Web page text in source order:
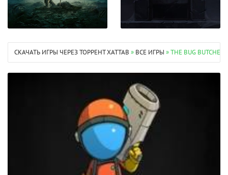
СКАЧАТЬ ИГРЫ ЧЕРЕЗ ТОРРЕНТ XATTAB » ВСЕ ИГРЫ » THE BUG